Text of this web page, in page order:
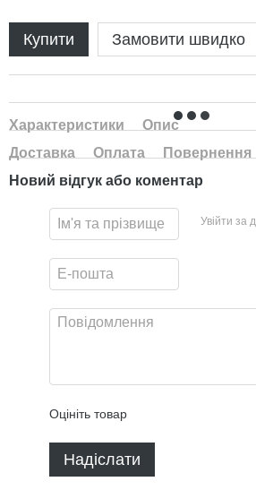
Купити Замовити швидко
Характеристики
Опис
Доставка
Оплата Повернення
Новий відгук або коментар
Увійти за
Оцініть товар
Надіслати